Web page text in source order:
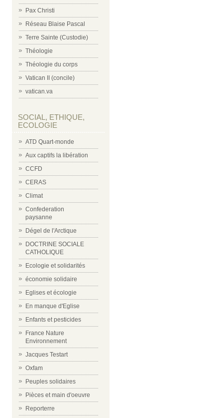
Pax Christi
Réseau Blaise Pascal
Terre Sainte (Custodie)
Théologie
Théologie du corps
Vatican II (concile)
vatican.va
SOCIAL, ETHIQUE,
ECOLOGIE
ATD Quart-monde
Aux captifs la libération
CCFD
CERAS
Climat
Confederation
paysanne
Dégel de l'Arctique
DOCTRINE SOCIALE
CATHOLIQUE
Ecologie et solidarités
économie solidaire
Eglises et écologie
En manque d'Eglise
Enfants et pesticides
France Nature
Environnement
Jacques Testart
Oxfam
Peuples solidaires
Pièces et main d'oeuvre
Reporterre